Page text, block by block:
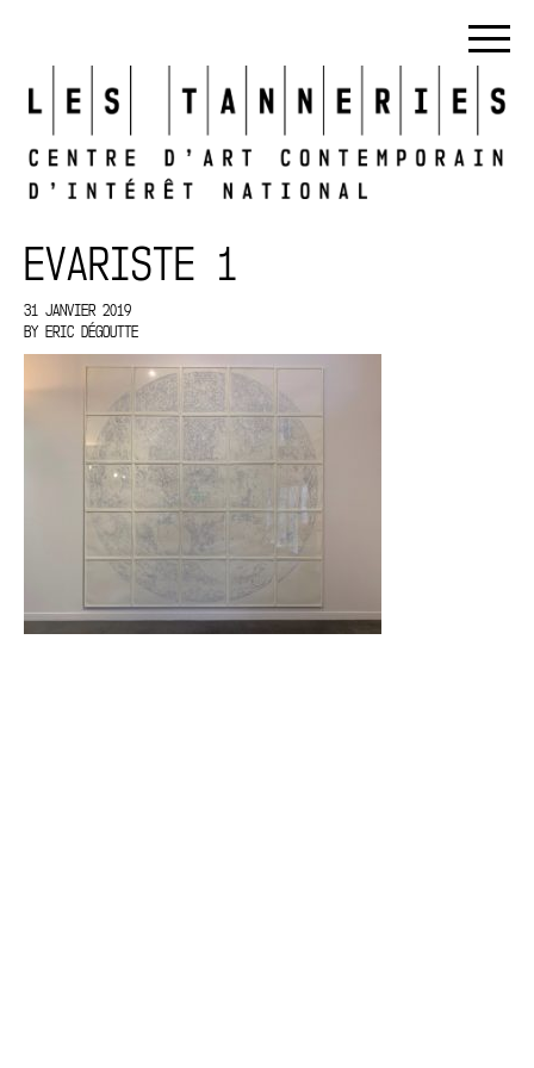
EVARISTE 1
31 JANVIER 2019
BY ERIC DÉGOUTTE